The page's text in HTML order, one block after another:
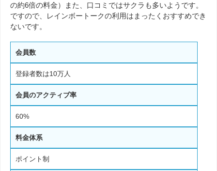
の約6倍の料金）また、口コミではサクラも多いようです。
ですので、レインボートークの利用はまったくおすすめでき
ないです。
会員数
登録者数は10万人
会員のアクティブ率
60%
料金体系
ポイント制